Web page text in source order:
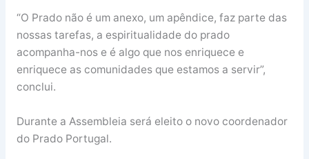
“O Prado não é um anexo, um apêndice, faz parte das
nossas tarefas, a espiritualidade do prado
acompanha-nos e é algo que nos enriquece e
enriquece as comunidades que estamos a servir”,
conclui.
Durante a Assembleia será eleito o novo coordenador
do Prado Portugal.